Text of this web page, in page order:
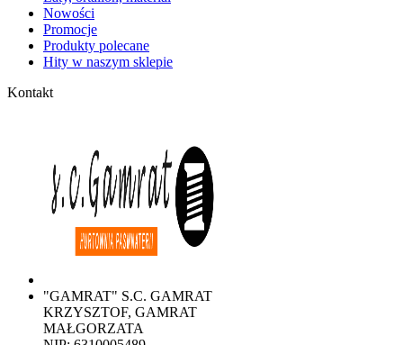
Nowości
Promocje
Produkty polecane
Hity w naszym sklepie
Kontakt
"GAMRAT" S.C. GAMRAT
KRZYSZTOF, GAMRAT
MAŁGORZATA